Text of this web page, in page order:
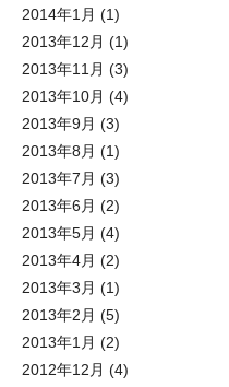
2014年1月 (1)
2013年12月 (1)
2013年11月 (3)
2013年10月 (4)
2013年9月 (3)
2013年8月 (1)
2013年7月 (3)
2013年6月 (2)
2013年5月 (4)
2013年4月 (2)
2013年3月 (1)
2013年2月 (5)
2013年1月 (2)
2012年12月 (4)